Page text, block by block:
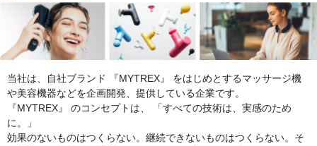
当社は、自社ブランド 『MYTREX』 をはじめとするマッサージ機
や美容機器などを企画開発、提供している企業です。
『MYTREX』 のコンセプトは、 「すべての技術は、実感のため
に。」
効果のないものはつくらない。継続できないものはつくらない。そ